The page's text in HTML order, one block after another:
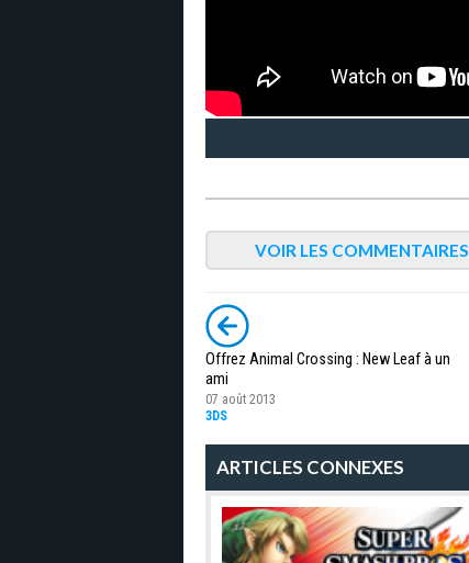
VOIR LES COMMENTAIRES
Offrez Animal Crossing : New Leaf à un
ami
07 août 2013
3DS
ARTICLES CONNEXES